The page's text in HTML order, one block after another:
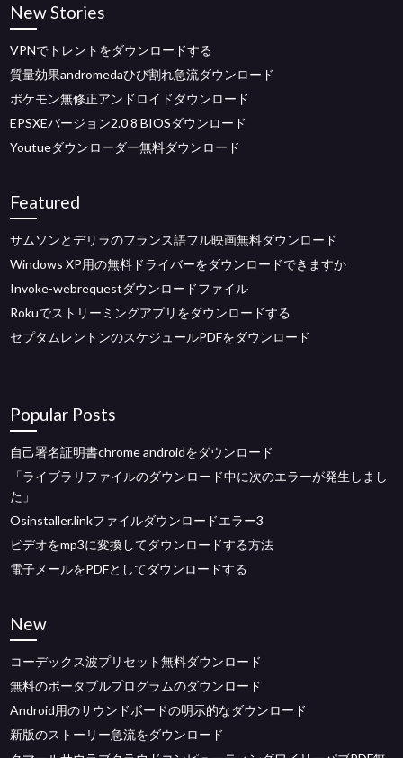
New Stories
VPNでトレントをダウンロードする
質量効果andromedaひび割れ急流ダウンロード
ポケモン無修正アンドロイドダウンロード
EPSXEバージョン2.0 8 BIOSダウンロード
Youtueダウンローダー無料ダウンロード
Featured
サムソンとデリラのフランス語フル映画無料ダウンロード
Windows XP用の無料ドライバーをダウンロードできますか
Invoke-webrequestダウンロードファイル
Rokuでストリーミングアプリをダウンロードする
セプタムレントンのスケジュールPDFをダウンロード
Popular Posts
自己署名証明書chrome androidをダウンロード
「ライブラリファイルのダウンロード中に次のエラーが発生しまし
た」
Osinstaller.linkファイルダウンロードエラー3
ビデオをmp3に変換してダウンロードする方法
電子メールをPDFとしてダウンロードする
New
コーデックス波プリセット無料ダウンロード
無料のポータブルプログラムのダウンロード
Android用のサウンドボードの明示的なダウンロード
新版のストーリー急流をダウンロード